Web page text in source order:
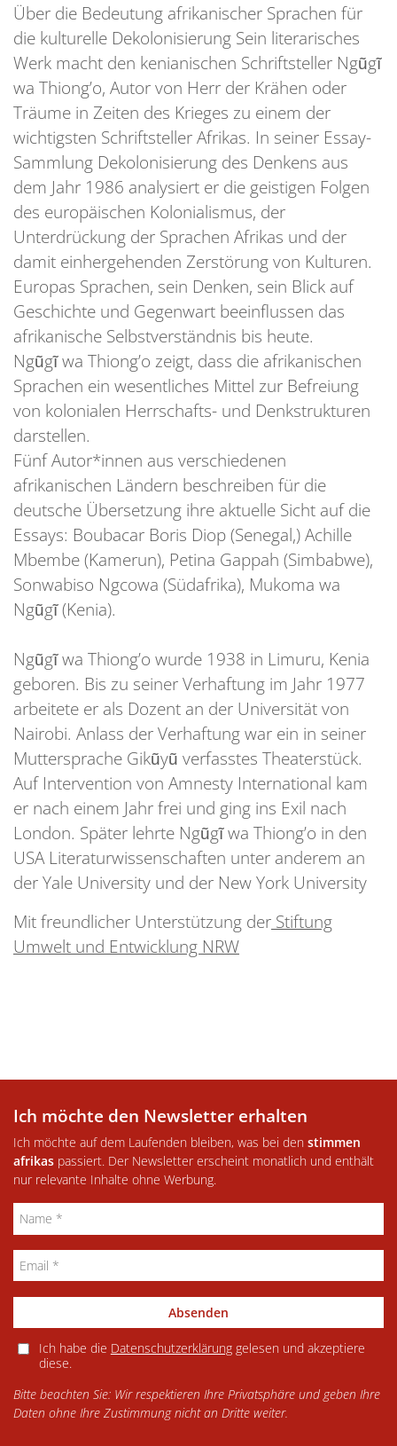
Über die Bedeutung afrikanischer Sprachen für
die kulturelle Dekolonisierung Sein literarisches
Werk macht den kenianischen Schriftsteller Ngũgĩ
wa Thiong’o, Autor von Herr der Krähen oder
Träume in Zeiten des Krieges zu einem der
wichtigsten Schriftsteller Afrikas. In seiner Essay-
Sammlung Dekolonisierung des Denkens aus
dem Jahr 1986 analysiert er die geistigen Folgen
des europäischen Kolonialismus, der
Unterdrückung der Sprachen Afrikas und der
damit einhergehenden Zerstörung von Kulturen.
Europas Sprachen, sein Denken, sein Blick auf
Geschichte und Gegenwart beeinflussen das
afrikanische Selbstverständnis bis heute.
Ngũgĩ wa Thiong’o zeigt, dass die afrikanischen
Sprachen ein wesentliches Mittel zur Befreiung
von kolonialen Herrschafts- und Denkstrukturen
darstellen.
Fünf Autor*innen aus verschiedenen
afrikanischen Ländern beschreiben für die
deutsche Übersetzung ihre aktuelle Sicht auf die
Essays: Boubacar Boris Diop (Senegal,) Achille
Mbembe (Kamerun), Petina Gappah (Simbabwe),
Sonwabiso Ngcowa (Südafrika), Mukoma wa
Ngũgĩ (Kenia).
Ngũgĩ wa Thiong’o wurde 1938 in Limuru, Kenia
geboren. Bis zu seiner Verhaftung im Jahr 1977
arbeitete er als Dozent an der Universität von
Nairobi. Anlass der Verhaftung war ein in seiner
Muttersprache Gikũyũ verfasstes Theaterstück.
Auf Intervention von Amnesty International kam
er nach einem Jahr frei und ging ins Exil nach
London. Später lehrte Ngũgĩ wa Thiong’o in den
USA Literaturwissenschaften unter anderem an
der Yale University und der New York University
Mit freundlicher Unterstützung der Stiftung
Umwelt und Entwicklung NRW
Ich möchte den Newsletter erhalten
Ich möchte auf dem Laufenden bleiben, was bei den stimmen
afrikas passiert. Der Newsletter erscheint monatlich und enthält
nur relevante Inhalte ohne Werbung.
Absenden
Ich habe die Datenschutzerklärunggelesen und akzeptiere
diese.
Bitte beachten Sie: Wir respektieren Ihre Privatsphäre und geben Ihre
Daten ohne Ihre Zustimmung nicht an Dritte weiter.